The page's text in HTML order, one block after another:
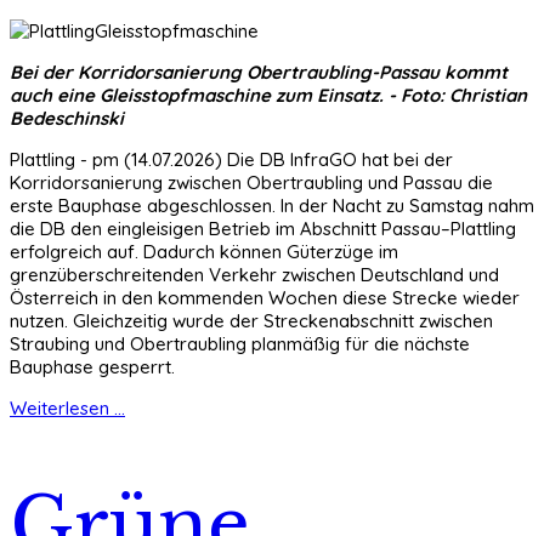
Bei der Korridorsanierung Obertraubling-Passau kommt
auch eine Gleisstopfmaschine zum Einsatz. - Foto: Christian
Bedeschinski
Plattling - pm (14.07.2026) Die DB InfraGO hat bei der
Korridorsanierung zwischen Obertraubling und Passau die
erste Bauphase abgeschlossen. In der Nacht zu Samstag nahm
die DB den eingleisigen Betrieb im Abschnitt Passau–Plattling
erfolgreich auf. Dadurch können Güterzüge im
grenzüberschreitenden Verkehr zwischen Deutschland und
Österreich in den kommenden Wochen diese Strecke wieder
nutzen. Gleichzeitig wurde der Streckenabschnitt zwischen
Straubing und Obertraubling planmäßig für die nächste
Bauphase gesperrt.
Weiterlesen ...